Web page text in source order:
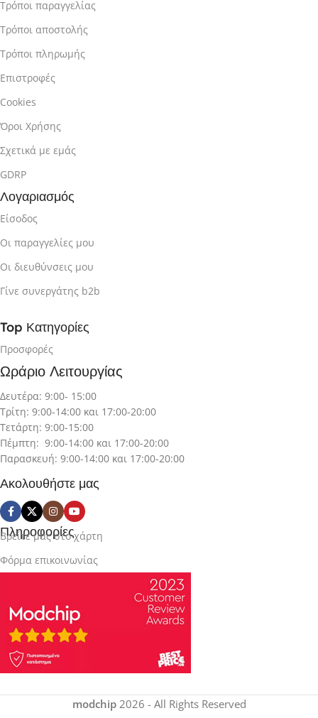
Τρόποι παραγγελίας
Τρόποι αποστολής
Τρόποι πληρωμής
Επιστροφές
Cookies
Όροι Χρήσης
Σχετικά με εμάς
GDRP
Λογαριασμός
Είσοδος
Οι παραγγελίες μου
Οι διευθύνσεις μου
Γίνε συνεργάτης b2b
Top Κατηγορίες
Προσφορές
Ωράριο Λειτουργίας
Δευτέρα: 9:00- 15:00
Τρίτη: 9:00-14:00 και 17:00-20:00
Τετάρτη: 9:00-15:00
Πέμπτη: 9:00-14:00 και 17:00-20:00
Παρασκευή: 9:00-14:00 και 17:00-20:00
Ακολουθήστε μας
Πληροφορίες
Βρείτε μας στο χάρτη
Φόρμα επικοινωνίας
modchip 2026 - All Rights Reserved